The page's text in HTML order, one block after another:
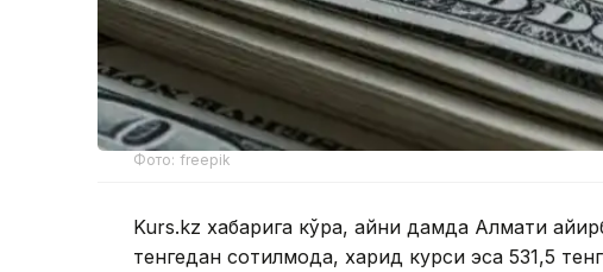
Фото: freepik
Kurs.kz хабарига кўра, айни дамда Алмати
тенгедан сотилмоқда, харид курси эса 531,5